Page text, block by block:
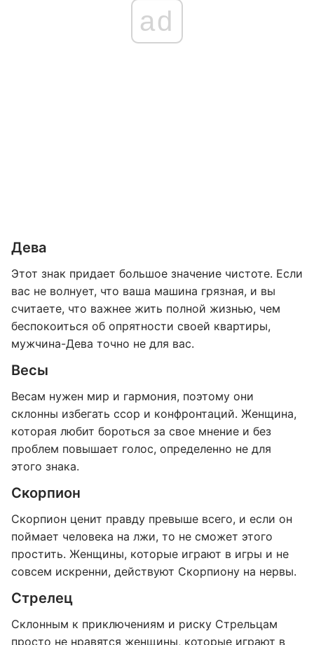
ad
Дева
Этот знак придает большое значение чистоте. Если
вас не волнует, что ваша машина грязная, и вы
считаете, что важнее жить полной жизнью, чем
беспокоиться об опрятности своей квартиры,
мужчина-Дева точно не для вас.
Весы
Весам нужен мир и гармония, поэтому они
склонны избегать ссор и конфронтаций. Женщина,
которая любит бороться за свое мнение и без
проблем повышает голос, определенно не для
этого знака.
Скорпион
Скорпион ценит правду превыше всего, и если он
поймает человека на лжи, то не сможет этого
простить. Женщины, которые играют в игры и не
совсем искренни, действуют Скорпиону на нервы.
Стрелец
Склонным к приключениям и риску Стрельцам
просто не нравятся женщины, которые играют в